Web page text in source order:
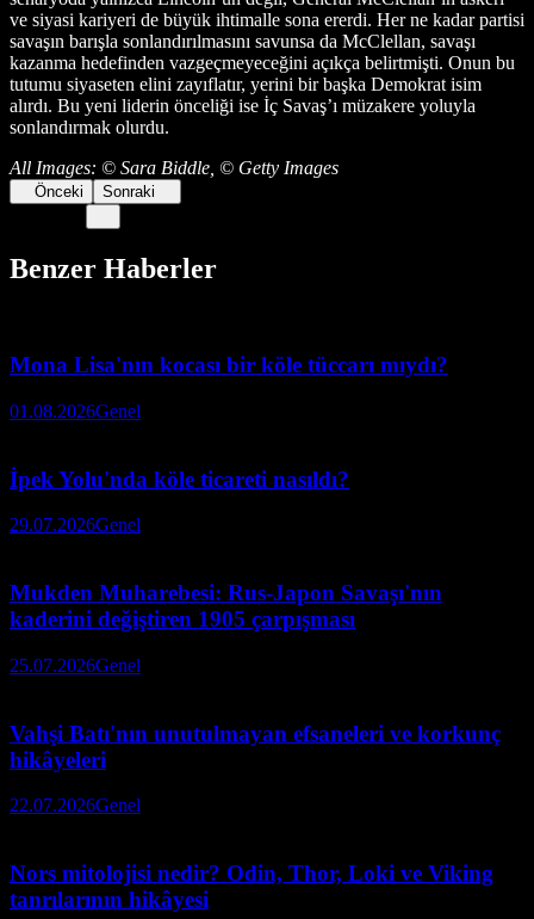
ve siyasi kariyeri de büyük ihtimalle sona ererdi. Her ne kadar partisi
savaşın barışla sonlandırılmasını savunsa da McClellan, savaşı
kazanma hedefinden vazgeçmeyeceğini açıkça belirtmişti. Onun bu
tutumu siyaseten elini zayıflatır, yerini bir başka Demokrat isim
alırdı. Bu yeni liderin önceliği ise İç Savaş’ı müzakere yoluyla
sonlandırmak olurdu.
All Images: © Sara Biddle, © Getty Images
Önceki Sonraki
Benzer Haberler
Mona Lisa'nın kocası bir köle tüccarı mıydı?
01.08.2026Genel
İpek Yolu'nda köle ticareti nasıldı?
29.07.2026Genel
Mukden Muharebesi: Rus-Japon Savaşı'nın
kaderini değiştiren 1905 çarpışması
25.07.2026Genel
Vahşi Batı'nın unutulmayan efsaneleri ve korkunç
hikâyeleri
22.07.2026Genel
Nors mitolojisi nedir? Odin, Thor, Loki ve Viking
tanrılarının hikâyesi